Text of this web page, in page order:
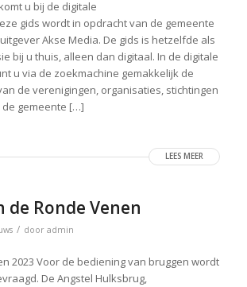
u bij de digitale
gids wordt in opdracht van de gemeente
Akse Media. De gids is hetzelfde als
bij u thuis, alleen dan digitaal. In de digitale
u via de zoekmachine gemakkelijk de
de verenigingen, organisaties, stichtingen
gemeente […]
LEES MEER
Ronde Venen
/ door admin
2023 Voor de bediening van bruggen wordt
De Angstel Hulksbrug,